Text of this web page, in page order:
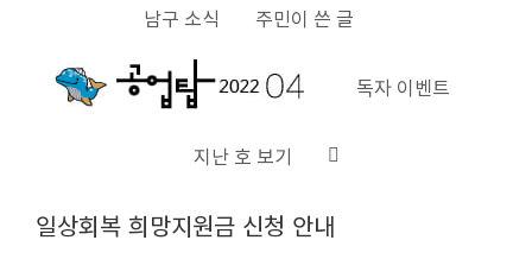
남구 소식 주민이 쓴 글
독자 이벤트
지난 호 보기
i일상회복 희망지원금 신청 안내